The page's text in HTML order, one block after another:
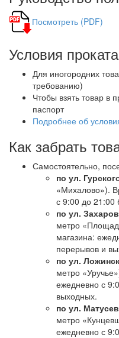
Посмотреть (PDF)
Условия проката
Для иногородних
требованию)
Чтобы взять товар в
паспорт
Подробнее об
Как забрать
Самостоятельно,
по ул.
«Михалово»).
с 9:00 до 21:00
по ул.
метро
магазина:
перерывов и
по ул.
метро
ежедневно с
выходных.
по ул.
метро
ежедневно с